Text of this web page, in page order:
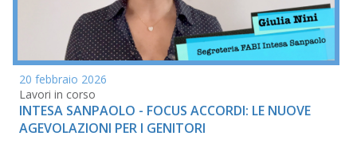
20 febbraio 2026
Lavori in corso
INTESA SANPAOLO - FOCUS ACCORDI: LE NUOVE
AGEVOLAZIONI PER I GENITORI